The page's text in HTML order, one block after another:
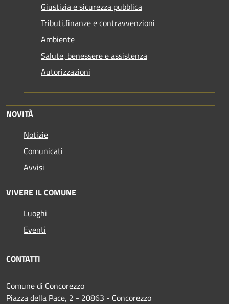
Giustizia e sicurezza pubblica
Tributi,finanze e contravvenzioni
Ambiente
Salute, benessere e assistenza
Autorizzazioni
NOVITÀ
Notizie
Comunicati
Avvisi
VIVERE IL COMUNE
Luoghi
Eventi
CONTATTI
Comune di Concorezzo
Piazza della Pace, 2 - 20863 - Concorezzo